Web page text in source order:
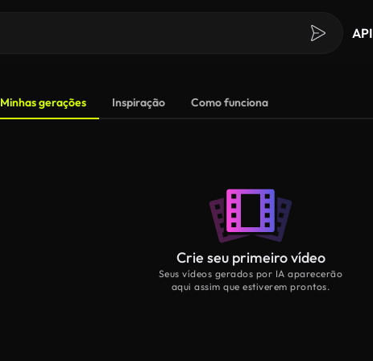
API
Minhas gerações Inspiração Como funciona
Crie seu primeiro vídeo
Seus vídeos gerados por IA aparecerão
aqui assim que estiverem prontos.